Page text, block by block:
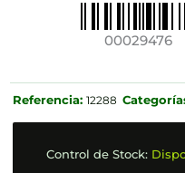
00029476
Referencia: 12288
Control de Stock: